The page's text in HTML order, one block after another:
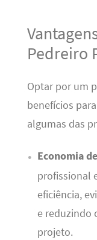
Pedreiro
Optar por um
benefícios
algumas das
Economia
profissional
eficiência,
e reduzindo
projeto.